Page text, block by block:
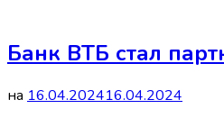
Банк ВТБ стал
на 16.04.202416.04.2024